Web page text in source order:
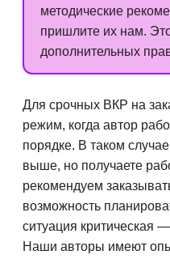
методические
пришлите их нам.
дополнительных
Для срочных ВКР на
режим, когда автор
порядке. В таком
выше, но получаете
рекомендуем
возможность
ситуация критическая
Наши авторы имеют